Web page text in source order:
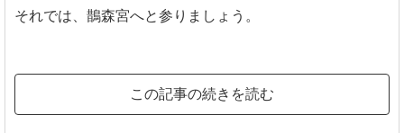
それでは、鵲森宮へと参りましょう。
この記事の続きを読む